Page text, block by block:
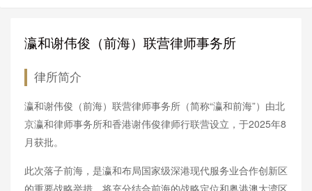
瀛和谢伟俊（前海）联营律师事务所
律所简介
瀛和谢伟俊（前海）联营律师事务所（简称“瀛和前海”）由北
京瀛和律师事务所和香港谢伟俊律师行联营设立，于2025年8
月获批。
此次落子前海，是瀛和布局国家级深港现代服务业合作创新区